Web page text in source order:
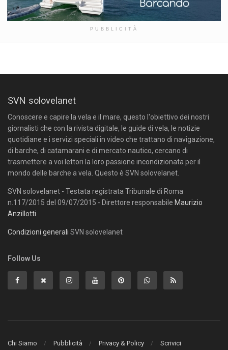
PUBBLICITÀ
SVN solovelanet
Conoscere e capire la vela e il mare, questo l'obiettivo dei nostri
giornalisti che con la rivista digitale, le guide di vela, le notizie
quotidiane e i servizi speciali in video che trattano di navigazione,
di barche, di catamarani e di mercato nautico, cercano di
trasmettere a voi lettori la loro passione incondizionata per il
mondo delle barche a vela. Questo è SVN solovelanet.
SVN solovelanet - Testata registrata Tribunale di Roma
n.117/2015 del 09/07/2015 - Direttore responsabile Maurizio
Anzillotti
Condizioni generali SVN solovelanet
Follow Us
Chi Siamo Pubblicità Privacy & Policy Scrivici